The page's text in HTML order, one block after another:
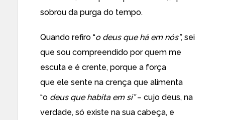
sobrou da purga do tempo.
Quando refiro “o deus que há em nós”, sei
que sou compreendido por quem me
escuta e é crente, porque a força
que ele sente na crença que alimenta
“o deus que habita em si”– cujo deus, na
verdade, só existe na sua cabeça, e